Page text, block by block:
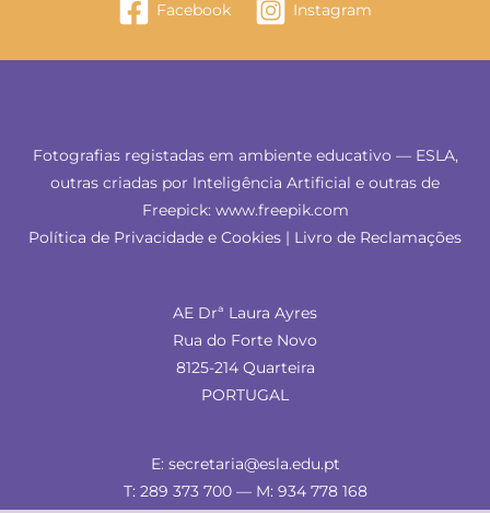
Facebook Instagram
Fotografias registadas em ambiente educativo — ESLA,
outras criadas por Inteligência Artificial e outras de
Freepick: www.freepik.com
Política de Privacidade e Cookies | Livro de Reclamações
AE Drª Laura Ayres
Rua do Forte Novo
8125-214 Quarteira
PORTUGAL
E: secretaria@esla.edu.pt
T: 289 373 700 — M: 934 778 168